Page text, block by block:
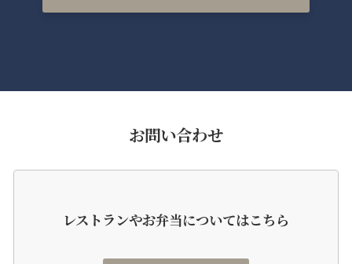
お問い合わせ
レストランやお弁当についてはこちら